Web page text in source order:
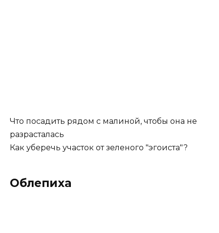
Что посадить рядом с малиной, чтобы она не
разрасталась
Как уберечь участок от зеленого "эгоиста"?
Облепиха